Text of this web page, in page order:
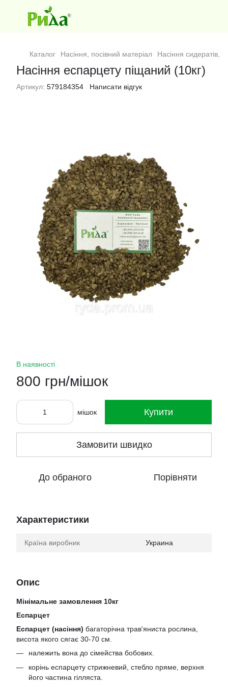
Каталог Насіння, посівний матеріал Насіння сидератів,
Насіння еспарцету піщаний (10кг)
Артикул: 579184354 Написати відгук
В наявності
800 грн/мішок
мішок Купити
Замовити швидко
До обраного Порівняти
Характеристики
Країна виробник Украина
Опис
Мінімальне замовлення 10кг
Еспарцет
Еспарцет (насіння) багаторічна трав'яниста рослина,
висота якого сягає 30-70 см.
належить вона до сімейства бобових.
корінь еспарцету стрижневий, стебло пряме, верхня
його частина гілляста.